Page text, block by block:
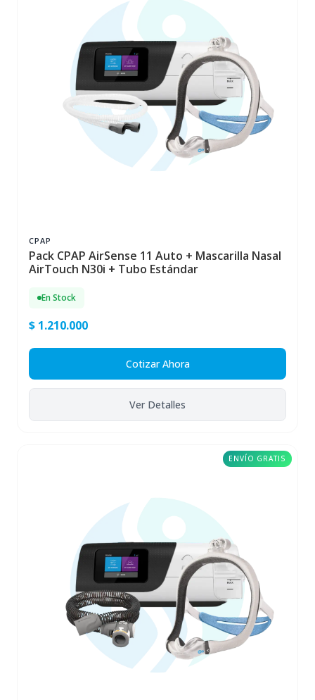
CPAP
Pack CPAP AirSense 11 Auto + Mascarilla Nasal
AirTouch N30i + Tubo Estándar
En Stock
$ 1.210.000
Cotizar Ahora
Ver Detalles
ENVÍO GRATIS